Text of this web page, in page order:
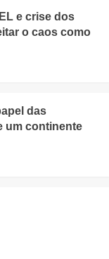
e crise dos
o caos como
das
um continente